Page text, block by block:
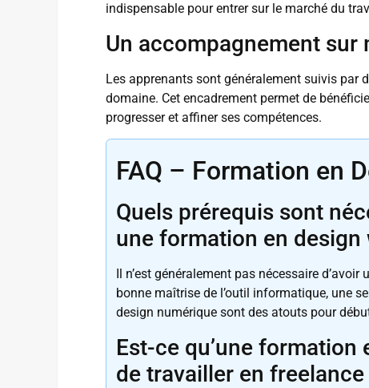
indispensable pour entrer sur le marché du
Un accompagnement sur
Les apprenants sont généralement suivis par
domaine. Cet encadrement permet de
progresser et affiner ses compétences.
FAQ – Formation en
Quels prérequis sont
une formation en design
Il n’est généralement pas nécessaire
bonne maîtrise de l’outil informatique, une
design numérique sont des atouts pour
Est-ce qu’une
de travailler en freelance